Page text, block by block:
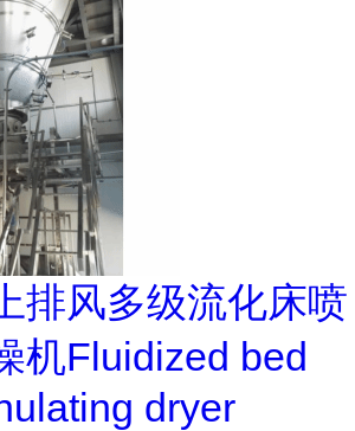
排风多级流化床喷
机Fluidized bed
dryer